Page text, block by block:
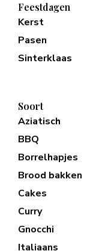
Feestdagen
Kerst
Pasen
Sinterklaas
Soort
Aziatisch
BBQ
Borrelhapjes
Brood bakken
Cakes
Curry
Gnocchi
Italiaans